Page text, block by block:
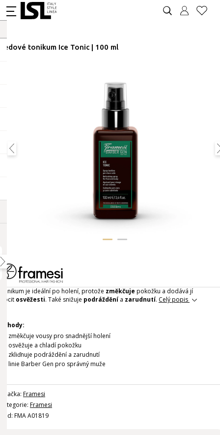
Ledové tonikum Ice Tonic | 100 ml
Tonikum je ideální po holení, protože změkčuje pokožku a dodává jí
pocit osvěžesti. Také snižuje podráždění a zarudnutí. Celý popis
Výhody:
změkčuje vousy pro snadnější holení
osvěžuje a chladí pokožku
zkliďnuje podráždění a zarudnutí
linie Barber Gen pro správný muže
Značka: Framesi
Kategorie: Framesi
Kód: FMA A01819